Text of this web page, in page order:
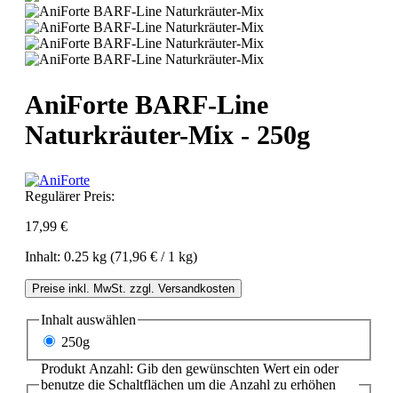
AniForte BARF-Line
Naturkräuter-Mix - 250g
Regulärer Preis:
17,99 €
Inhalt: 0.25 kg (71,96 € / 1 kg)
Preise inkl. MwSt. zzgl. Versandkosten
Inhalt auswählen
250g
Produkt Anzahl: Gib den gewünschten Wert ein oder
benutze die Schaltflächen um die Anzahl zu erhöhen